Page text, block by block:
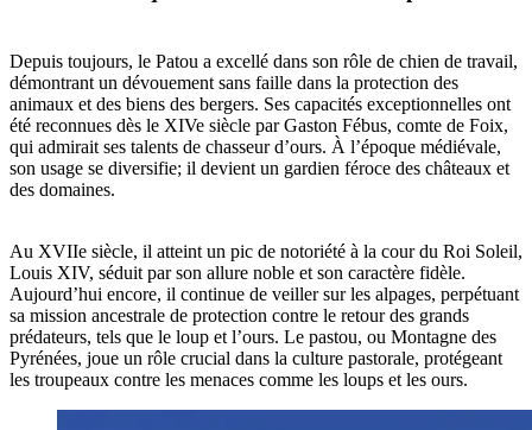
Depuis toujours, le Patou a excellé dans son rôle de chien de travail,
démontrant un dévouement sans faille dans la protection des
animaux et des biens des bergers. Ses capacités exceptionnelles ont
été reconnues dès le XIVe siècle par Gaston Fébus, comte de Foix,
qui admirait ses talents de chasseur d’ours. À l’époque médiévale,
son usage se diversifie; il devient un gardien féroce des châteaux et
des domaines.
Au XVIIe siècle, il atteint un pic de notoriété à la cour du Roi Soleil,
Louis XIV, séduit par son allure noble et son caractère fidèle.
Aujourd’hui encore, il continue de veiller sur les alpages, perpétuant
sa mission ancestrale de protection contre le retour des grands
prédateurs, tels que le loup et l’ours. Le pastou, ou Montagne des
Pyrénées, joue un rôle crucial dans la culture pastorale, protégeant
les troupeaux contre les menaces comme les loups et les ours.